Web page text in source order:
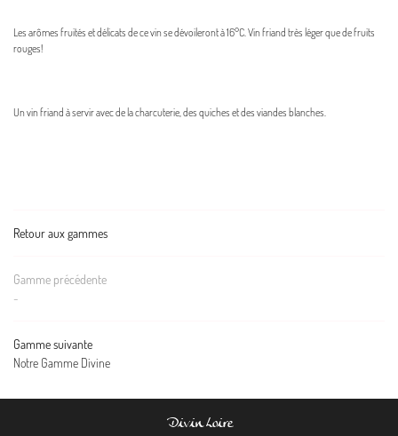
Les arômes fruités et délicats de ce vin se dévoileront à 16°C. Vin friand très léger que de fruits
rouges!
Un vin friand à servir avec de la charcuterie, des quiches et des viandes blanches.
Retour aux gammes
Gamme précédente
-
Gamme suivante
Notre Gamme Divine
Divin Loire